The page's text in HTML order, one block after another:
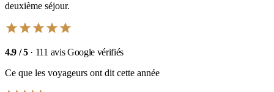
deuxième séjour.
4.9 / 5· 111 avis Google vérifiés
Ce que les voyageurs ont dit cette année